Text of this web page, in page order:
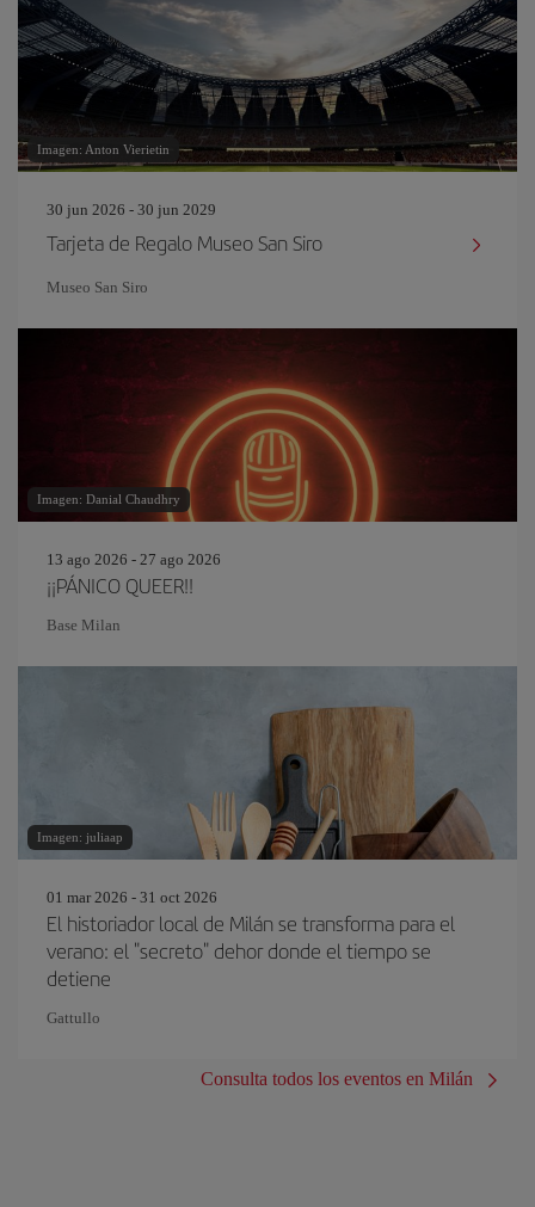
Imagen: Anton Vierietin
30 jun 2026 - 30 jun 2029
Tarjeta de Regalo Museo San Siro
Museo San Siro
Imagen: Danial Chaudhry
13 ago 2026 - 27 ago 2026
¡¡PÁNICO QUEER!!
Base Milan
Imagen: juliaap
01 mar 2026 - 31 oct 2026
El historiador local de Milán se transforma para el
verano: el "secreto" dehor donde el tiempo se
detiene
Gattullo
Consulta todos los eventos en Milán